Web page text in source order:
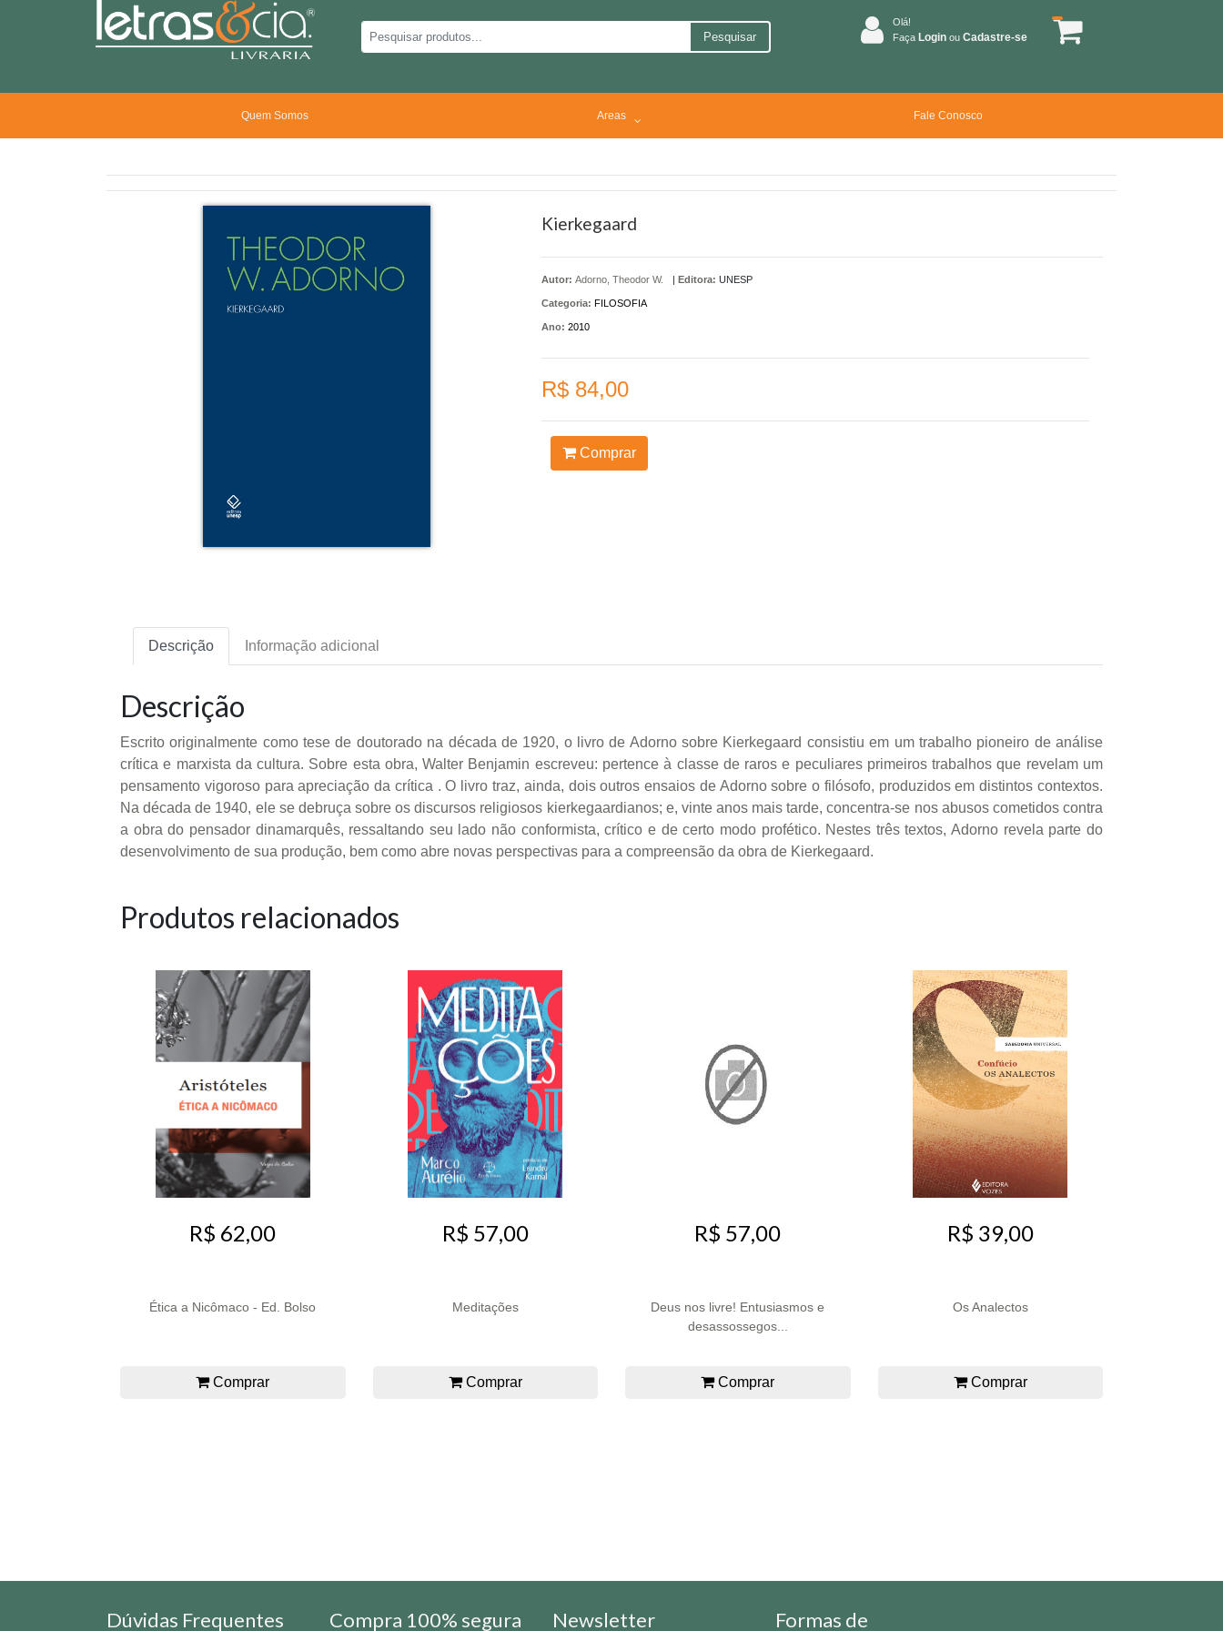
Pesquisar
Olá!
Faça Login ou Cadastre-se
Quem Somos Areas Fale Conosco
Kierkegaard
Autor: Adorno, Theodor W. | Editora: UNESP
Categoria: FILOSOFIA
Ano: 2010
R$ 84,00
Comprar
Descrição Informação adicional
Descrição
Escrito originalmente como tese de doutorado na década de 1920, o livro de Adorno sobre Kierkegaard consistiu em um trabalho pioneiro de análise
crítica e marxista da cultura. Sobre esta obra, Walter Benjamin escreveu: pertence à classe de raros e peculiares primeiros trabalhos que revelam um
pensamento vigoroso para apreciação da crítica . O livro traz, ainda, dois outros ensaios de Adorno sobre o filósofo, produzidos em distintos contextos.
Na década de 1940, ele se debruça sobre os discursos religiosos kierkegaardianos; e, vinte anos mais tarde, concentra-se nos abusos cometidos contra
a obra do pensador dinamarquês, ressaltando seu lado não conformista, crítico e de certo modo profético. Nestes três textos, Adorno revela parte do
desenvolvimento de sua produção, bem como abre novas perspectivas para a compreensão da obra de Kierkegaard.
Produtos relacionados
R$ 62,00
Ética a Nicômaco - Ed. Bolso
Comprar
R$ 57,00
Meditações
Comprar
R$ 57,00
Deus nos livre! Entusiasmos e
desassossegos...
Comprar
R$ 39,00
Os Analectos
Comprar
Dúvidas Frequentes Compra 100% segura Newsletter
Formas de